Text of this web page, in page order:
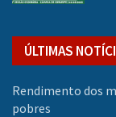
ÚLTIMAS
Rendimento dos
pobres